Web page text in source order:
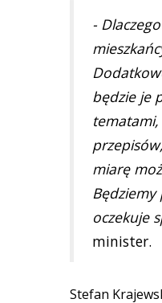
-
będzie je
miarę
oczekuje
minister.
Stefan